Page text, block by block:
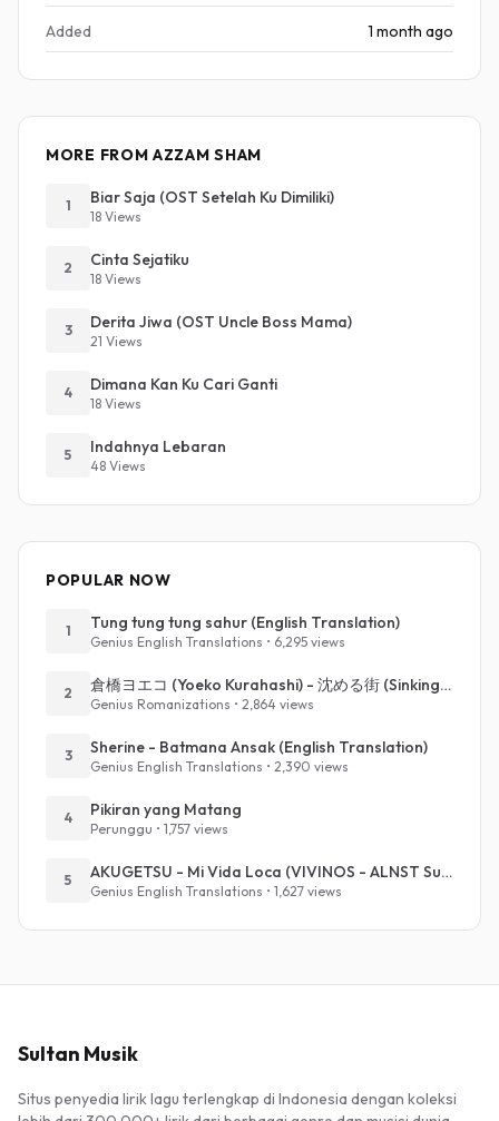
Added 1 month ago
MORE FROM AZZAM SHAM
1 Biar Saja (OST Setelah Ku Dimiliki)
18 Views
2 Cinta Sejatiku
18 Views
3 Derita Jiwa (OST Uncle Boss Mama)
21 Views
4 Dimana Kan Ku Cari Ganti
18 Views
5 Indahnya Lebaran
48 Views
POPULAR NOW
1 Tung tung tung sahur (English Translation)
Genius English Translations • 6,295 views
2 倉橋ヨエコ (Yoeko Kurahashi) - 沈める街 (Sinking Town) (Romanized)
Genius Romanizations • 2,864 views
3 Sherine - Batmana Ansak (English Translation)
Genius English Translations • 2,390 views
4 Pikiran yang Matang
Perunggu • 1,757 views
5 AKUGETSU - Mi Vida Loca (VIVINOS - ALNST Sub : Till Part.1)
Genius English Translations • 1,627 views
Sultan Musik
Situs penyedia lirik lagu terlengkap di Indonesia dengan koleksi